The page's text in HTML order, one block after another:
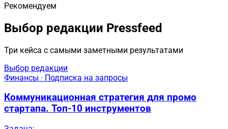
Рекомендуем
Выбор редакции Pressfeed
Три кейса с самыми заметными результатами
Выбор редакции
Финансы · Подписка на запросы
Коммуникационная стратегия для промо
стартапа. Топ-10 инструментов